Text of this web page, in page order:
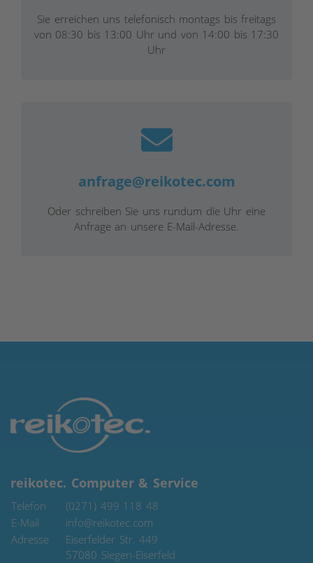
Sie erreichen uns telefonisch montags bis freitags
von 08:30 bis 13:00 Uhr und von 14:00 bis 17:30
Uhr
anfrage@reikotec.com
Oder schreiben Sie uns rundum die Uhr eine
Anfrage an unsere E-Mail-Adresse.
reikotec. Computer & Service
Telefon
(0271) 499 118 48
E-Mail
info@reikotec.com
Adresse
Eiserfelder Str. 449
57080 Siegen-Eiserfeld